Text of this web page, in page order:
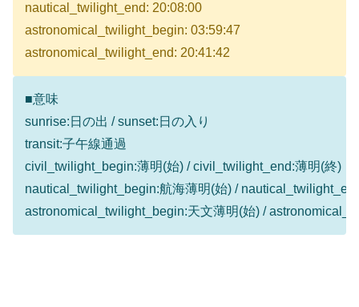
nautical_twilight_end: 20:08:00
astronomical_twilight_begin: 03:59:47
astronomical_twilight_end: 20:41:42
■意味
sunrise:日の出 / sunset:日の入り
transit:子午線通過
civil_twilight_begin:薄明(始) / civil_twilight_end:薄明(終)
nautical_twilight_begin:航海薄明(始) /
astronomical_twilight_begin:天文薄明(始) /